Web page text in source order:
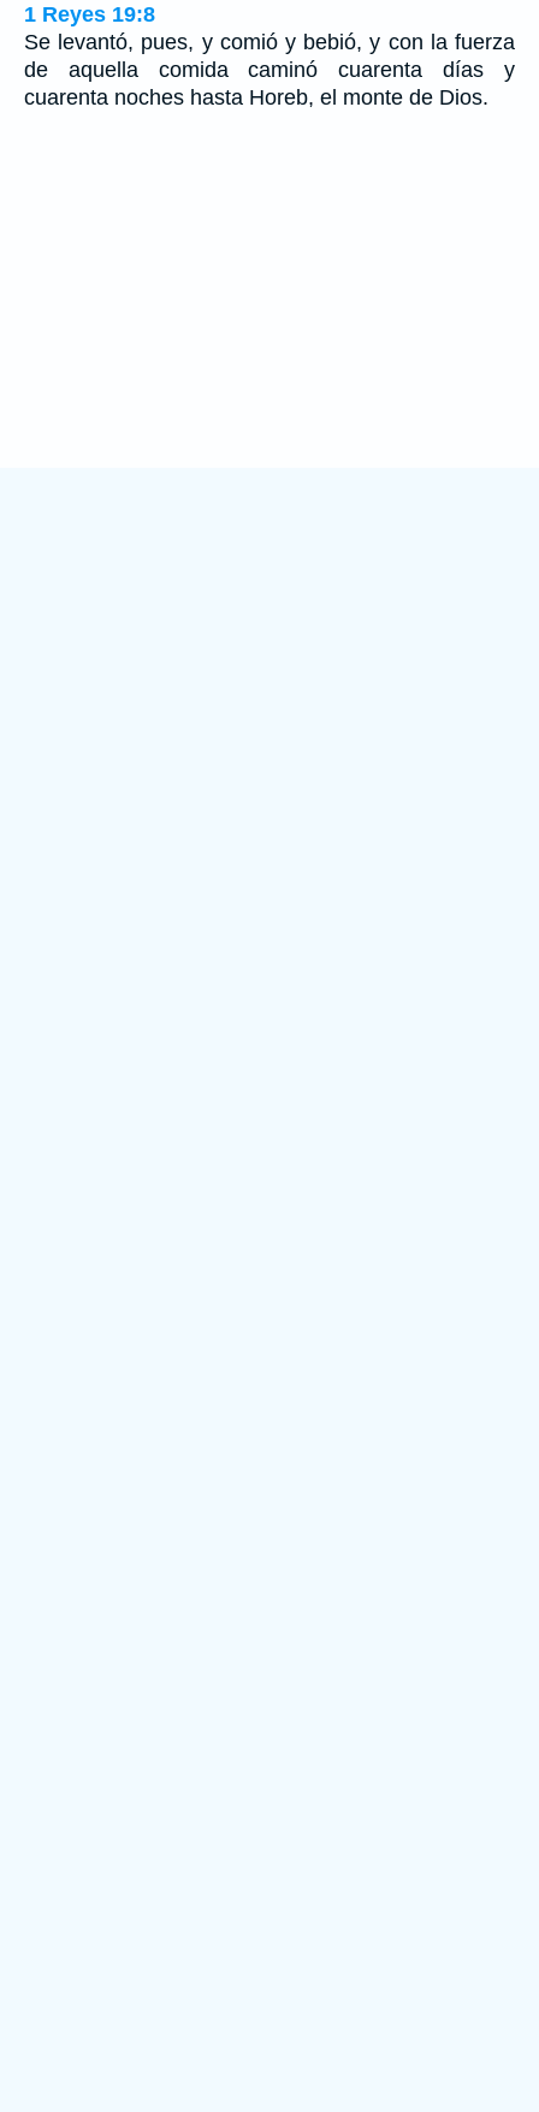
1 Reyes 19:8
Se levantó, pues, y comió y bebió, y con la fuerza
de aquella comida caminó cuarenta días y
cuarenta noches hasta Horeb, el monte de Dios.